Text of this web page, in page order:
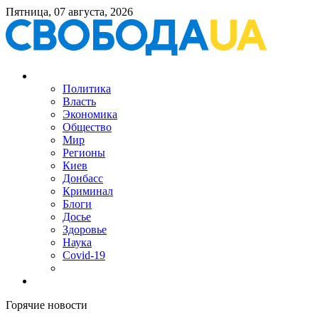
Пятница, 07 августа, 2026
Политика
Власть
Экономика
Общество
Мир
Регионы
Киев
Донбасс
Криминал
Блоги
Досье
Здоровье
Наука
Covid-19
Горячие новости